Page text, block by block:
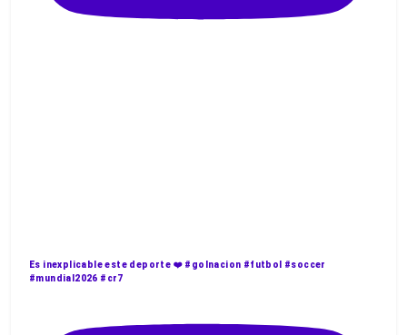
Es inexplicable este deporte ❤️ #golnacion #futbol #soccer
#mundial2026 #cr7